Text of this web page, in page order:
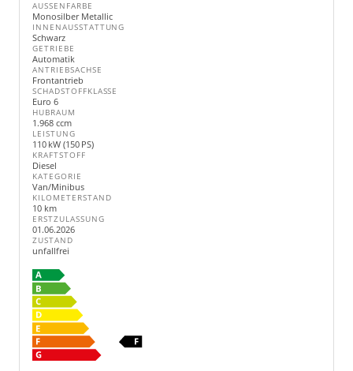
AUSSENFARBE
Monosilber Metallic
INNENAUSSTATTUNG
Schwarz
GETRIEBE
Automatik
ANTRIEBSACHSE
Frontantrieb
SCHADSTOFFKLASSE
Euro 6
HUBRAUM
1.968 ccm
LEISTUNG
110 kW (150 PS)
KRAFTSTOFF
Diesel
KATEGORIE
Van/Minibus
KILOMETERSTAND
10 km
ERSTZULASSUNG
01.06.2026
ZUSTAND
unfallfrei